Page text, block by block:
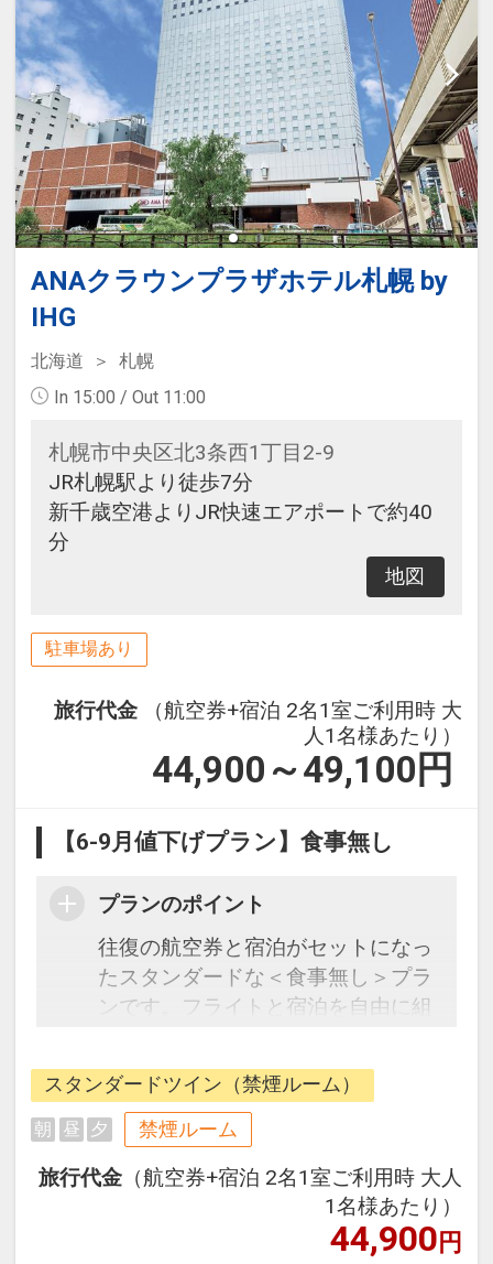
ANAクラウンプラザホテル札幌 by
IHG
北海道
札幌
In 15:00 / Out 11:00
札幌市中央区北3条西1丁目2-9
JR札幌駅より徒歩7分
新千歳空港よりJR快速エアポートで約40
分
地図
駐車場あり
旅行代金
（航空券+宿泊 2名1室ご利用時 大
人1名様あたり）
44,900～49,100 円
【6-9月値下げプラン】食事無し
プランのポイント
往復の航空券と宿泊がセットになっ
たスタンダードな＜食事無し＞プラ
ンです。フライトと宿泊を自由に組
ージだから、一都市滞在はもちろん
周遊旅行にも最適！
旅行期間中の1泊だけの宿泊や延
泊・飛び泊なども自由自在です。
フライトは、安心のJAL（または
JALグループ）確約！フライトマイ
スタンダードツイン（禁煙ルーム）
朝 昼 夕 禁煙ルーム
旅行代金 （航空券+宿泊 2名1室ご利用時 大人
1名様あたり）
44,900円